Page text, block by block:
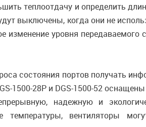
теплоотдачу и определить
выключены, когда они не
изменение уровня
состояния портов получать
1500-28P и DGS-1500-52
надежную и
температуры, вентиляторы